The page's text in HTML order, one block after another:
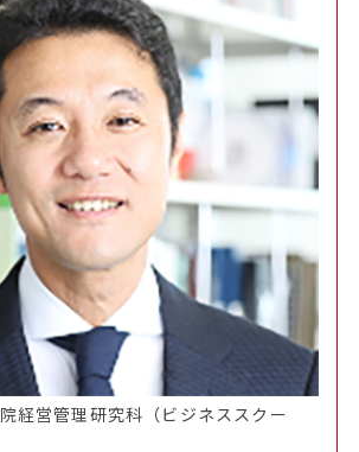
経営管理研究科（ビジネススクー